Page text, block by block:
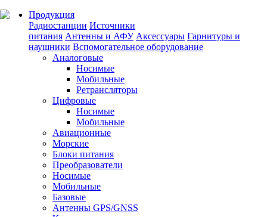
Продукция
Радиостанции Источники
питания Антенны и АФУ Аксессуары Гарнитуры и
наушники Вспомогательное оборудование
Аналоговые
Носимые
Мобильные
Ретрансляторы
Цифровые
Носимые
Мобильные
Авиационные
Морские
Блоки питания
Преобразователи
Носимые
Мобильные
Базовые
Антенны GPS/GNSS